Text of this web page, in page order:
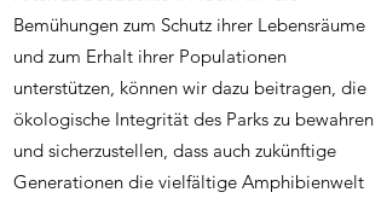
Bemühungen zum Schutz ihrer Lebensräume
und zum Erhalt ihrer Populationen
unterstützen, können wir dazu beitragen, die
ökologische Integrität des Parks zu bewahren
und sicherzustellen, dass auch zukünftige
Generationen die vielfältige Amphibienwelt